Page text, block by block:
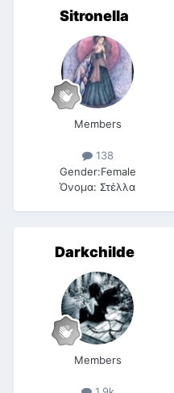
Sitronella
Members
138
Gender:Female
Όνομα: Στέλλα
Darkchilde
Members